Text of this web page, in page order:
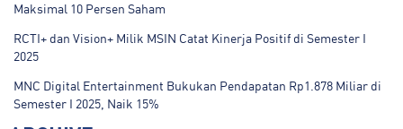
Maksimal 10 Persen Saham
RCTI+ dan Vision+ Milik MSIN Catat Kinerja Positif di Semester I
2025
MNC Digital Entertainment Bukukan Pendapatan Rp1.878 Miliar di
Semester I 2025, Naik 15%